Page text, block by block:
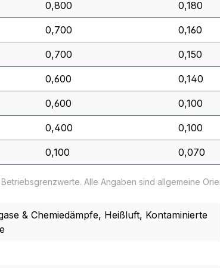
0,800 0,180
0,700 0,160
0,700 0,150
0,600 0,140
0,600 0,100
0,400 0,100
0,100 0,070
Alle Angaben sind allgemeine
& Chemiedämpfe, Heißluft, Kontaminierte